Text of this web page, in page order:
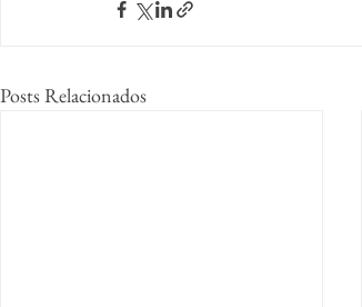
Posts Relacionados